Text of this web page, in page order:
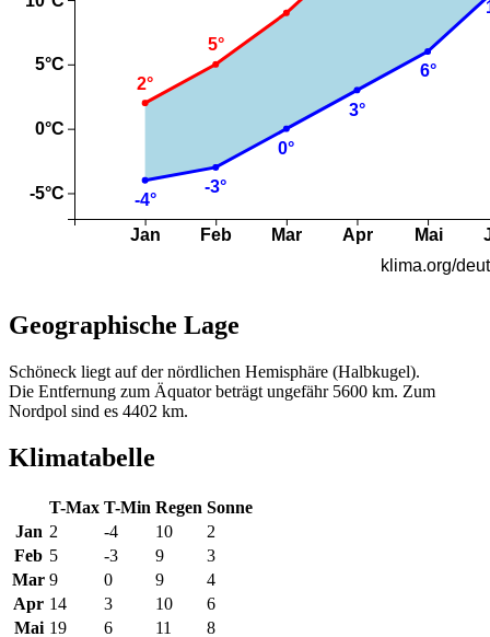
Geographische Lage
Schöneck liegt auf der nördlichen Hemisphäre (Halbkugel).
Die Entfernung zum Äquator beträgt ungefähr 5600 km. Zum
Nordpol sind es 4402 km.
Klimatabelle
T-Max T-Min Regen Sonne
Jan 2 -4 10
2
Feb 5 -3 9
3
Mar 9 0 9
4
Apr 14 3 10
6
Mai 19 6 11 8